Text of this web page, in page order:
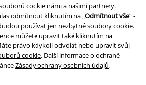
cookie námi a našimi partnery.
odmítnout kliknutím na „Odmítnout vše“ -
používat jen nezbytné soubory cookie.
můžete upravit také kliknutím na
právo kdykoli odvolat nebo upravit svůj
cookie. Další informace o ochraně
Zásady ochrany osobních údajů.
životního prostředí